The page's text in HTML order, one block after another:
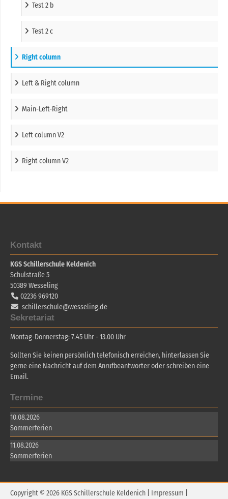
Test 2 b
Test 2 c
Right column
Left & Right column
Main-Left-Right
Left column V2
Right column V2
Kontakt
KGS Schillerschule Keldenich
Schulstraße 5
50389 Wesseling
02236 969120
schillerschule@wesseling.de
Sekretariat
Montag-Donnerstag: 7.45 Uhr - 13.00 Uhr
Sollten Sie keinen persönlich telefonisch erreichen, hinterlassen Sie
gerne eine Nachricht auf dem Anrufbeantworter oder schreiben eine
Email.
Termine
10.08.2026
Sommerferien
11.08.2026
Sommerferien
Copyright © 2026 KGS Schillerschule Keldenich | Impressum